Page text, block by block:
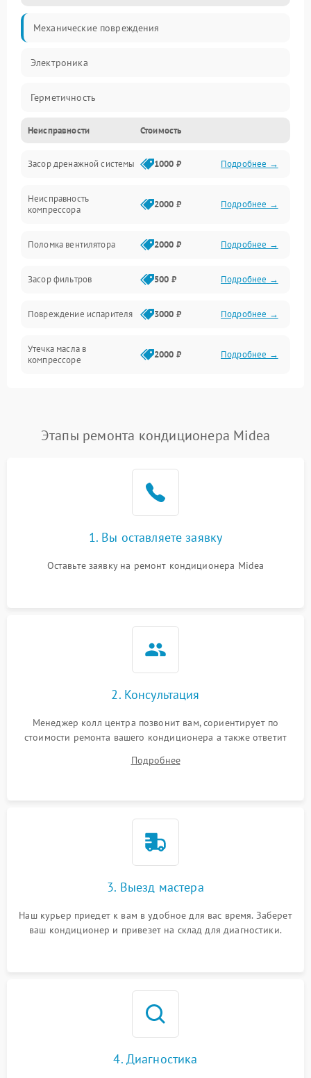
Механические повреждения
Электроника
Герметичность
Механика
Управление
Электропитание
Неисправности Стоимость
Засор дренажной системы 1000 ₽ Подробнее →
Неисправность
компрессора
2000 ₽ Подробнее →
Поломка вентилятора 2000 ₽ Подробнее →
Засор фильтров 500 ₽ Подробнее →
Повреждение испарителя 3000 ₽ Подробнее →
Утечка масла в
компрессоре
2000 ₽ Подробнее →
Неисправность
2000 ₽
1500 ₽
Повреждение корпуса
Этапы ремонта кондиционера Midea
1. Вы оставляете заявку
Оставьте заявку на ремонт кондиционера Midea
2. Консультация
Менеджер колл центра позвонит вам, сориентирует по
стоимости ремонта вашего кондиционера а также ответит
Подробнее
3. Выезд мастера
Наш курьер приедет к вам в удобное для вас время. Заберет
ваш кондиционер и привезет на склад для диагностики.
4. Диагностика